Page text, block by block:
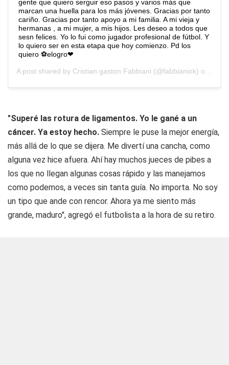
gente que quiero serguir eso pasos y varios más que
marcan una huella para los más jóvenes. Gracias por tanto
cariño. Gracias por tanto apoyo a mi familia. A mi vieja y
hermanas , a mi mujer, a mis hijos. Les deseo a todos que
sesn felices. Yo lo fui como jugador profesional de fútbol. Y
lo quiero ser en esta etapa que hoy comienzo. Pd los
quiero ⚽️elogro❤
A post shared by Cristian gaston Fabbiani (@fabbianiok) on
"Superé las rotura de ligamentos. Yo le gané a un
cáncer. Ya estoy hecho. Siempre le puse la mejor energía,
más allá de lo que se dijera. Me divertí una cancha, como
alguna vez hice afuera. Ahí hay muchos jueces de pibes a
los que no llegan algunas cosas rápido y las manejamos
como podemos, a veces sin tanta guía. No importa. No soy
un tipo que ande con rencor. Ahora ya me siento más
grande, maduro", agregó el futbolista a la hora de su retiro.